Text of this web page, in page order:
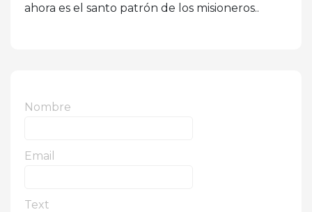
ahora es el santo patrón de los misioneros..
Nombre
Email
Text